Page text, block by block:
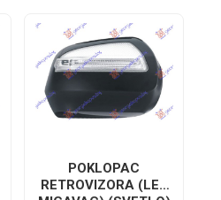
POKLOPAC
RETROVIZORA (LED